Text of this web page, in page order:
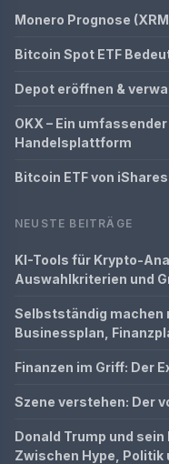
Monero Prognose
Bitcoin Spot ETF
Depot eröffnen &
OKX – Ein
Handelsplattform
Bitcoin ETF von
NEUSTE BEITRÄGE
KI-Tools für Krypto-
Auswahlkriterien und
Selbstständig machen
Businessplan,
Finanzen im Griff: Der
Szene verstehen: Der
Donald Trump und
Zwischen Hype, Politik